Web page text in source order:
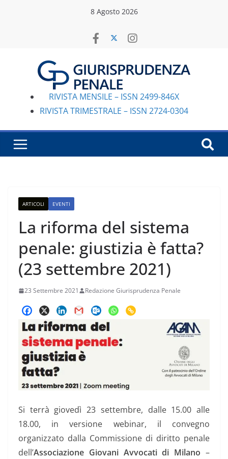
8 Agosto 2026
RIVISTA MENSILE – ISSN 2499-846X
RIVISTA TRIMESTRALE – ISSN 2724-0304
ARTICOLI EVENTI
La riforma del sistema
penale: giustizia è fatta?
(23 settembre 2021)
23 Settembre 2021 Redazione Giurisprudenza Penale
Si terrà giovedì 23 settembre, dalle 15.00 alle
18.00, in versione webinar, il convegno
organizzato dalla Commissione di diritto penale
dell’Associazione Giovani Avvocati di Milano –